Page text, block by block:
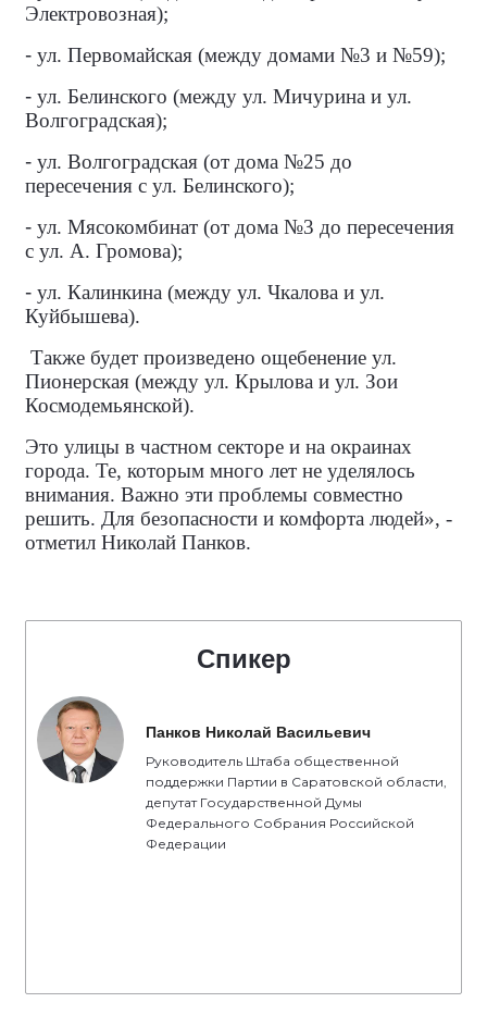
Электровозная);
- ул. Первомайская (между домами №3 и №59);
- ул. Белинского (между ул. Мичурина и ул.
Волгоградская);
- ул. Волгоградская (от дома №25 до
пересечения с ул. Белинского);
- ул. Мясокомбинат (от дома №3 до пересечения
с ул. А. Громова);
- ул. Калинкина (между ул. Чкалова и ул.
Куйбышева).
Также будет произведено ощебенение ул.
Пионерская (между ул. Крылова и ул. Зои
Космодемьянской).
Это улицы в частном секторе и на окраинах
города. Те, которым много лет не уделялось
внимания. Важно эти проблемы совместно
решить. Для безопасности и комфорта людей», -
отметил Николай Панков.
Спикер
Панков Николай Васильевич
Руководитель Штаба общественной
поддержки Партии в Саратовской области,
депутат Государственной Думы
Федерального Собрания Российской
Федерации